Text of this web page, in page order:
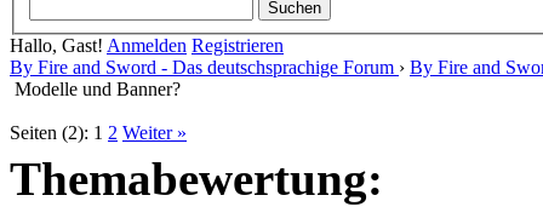
Hallo, Gast! Anmelden Registrieren
By Fire and Sword - Das deutschsprachige Forum › By Fire and
Modelle und Banner?
Seiten (2): 1 2 Weiter »
Themabewertung: